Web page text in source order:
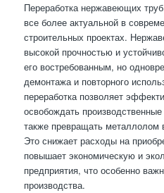
Переработка нержавеющих
все более актуальной в
строительных проектах.
высокой прочностью и
его востребованным, но
демонтажа и повторного
переработка позволяет
освобождать
также превращать металлолом
Это снижает расходы на
повышает экономическую и
предприятия, что особенно
производства.